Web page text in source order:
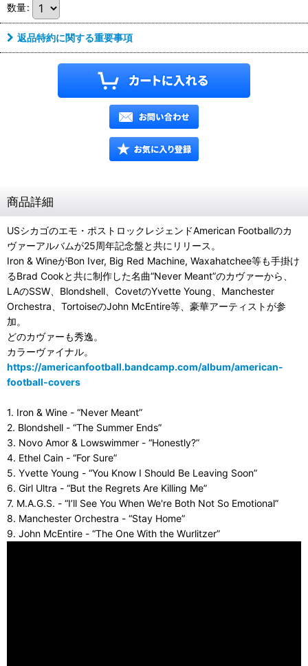
数量:
返品特約に関する重要事項
商品詳細
USシカゴのエモ・ポストロックレジェンドAmerican Footballのカ
ヴァーアルバムが25周年記念盤と共にリリース。
Iron & WineがBon Iver, Big Red Machine, Waxahatchee等も手掛け
るBrad Cookと共に制作した名曲“Never Meant”のカヴァーから、
LAのSSW、Blondshell、CovetのYvette Young、Manchester
Orchestra、TortoiseのJohn McEntire等、豪華アーティストが参
加。
どのカヴァーも秀逸。
カラーヴァイナル。
https://americanfootball.bandcamp.com/album/american-
football-covers
1. Iron & Wine - “Never Meant”
2. Blondshell - “The Summer Ends”
3. Novo Amor & Lowswimmer - “Honestly?”
4. Ethel Cain - “For Sure”
5. Yvette Young - “You Know I Should Be Leaving Soon”
6. Girl Ultra - “But the Regrets Are Killing Me”
7. M.A.G.S. - “I’ll See You When We're Both Not So Emotional”
8. Manchester Orchestra - “Stay Home”
9. John McEntire - “The One With the Wurlitzer”